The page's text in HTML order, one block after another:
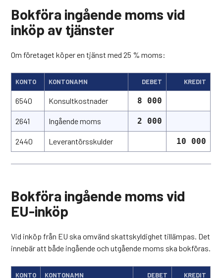
Bokföra ingående moms vid
inköp av tjänster
Om företaget köper en tjänst med 25 % moms:
KONTO KONTONAMN DEBET KREDIT
6540 Konsultkostnader 8 000
2641 Ingående moms 2 000
2440 Leverantörsskulder 10 000
Bokföra ingående moms vid
EU-inköp
Vid inköp från EU ska omvänd skattskyldighet tillämpas. Det
innebär att både ingående och utgående moms ska bokföras.
KONTO KONTONAMN DEBET KREDIT